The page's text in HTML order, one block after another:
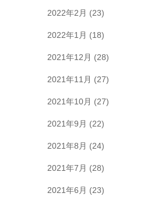
2022年2月 (23)
2022年1月 (18)
2021年12月 (28)
2021年11月 (27)
2021年10月 (27)
2021年9月 (22)
2021年8月 (24)
2021年7月 (28)
2021年6月 (23)